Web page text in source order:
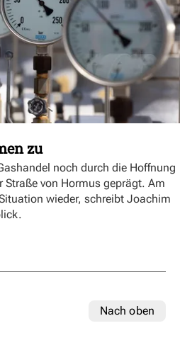
zu
noch durch die Hoffnung
von Hormus geprägt. Am
wieder, schreibt Joachim
Nach oben